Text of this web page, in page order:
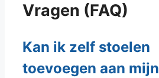
Vragen (FAQ)
Kan ik zelf stoelen
toevoegen aan mijn